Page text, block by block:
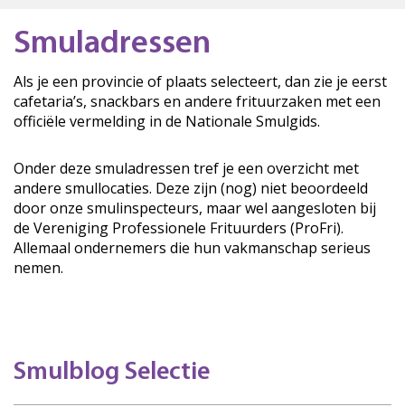
Smuladressen
Als je een provincie of plaats selecteert, dan zie je eerst
cafetaria’s, snackbars en andere frituurzaken met een
officiële vermelding in de Nationale Smulgids.
Onder deze smuladressen tref je een overzicht met
andere smullocaties. Deze zijn (nog) niet beoordeeld
door onze smulinspecteurs, maar wel aangesloten bij
de Vereniging Professionele Frituurders (ProFri).
Allemaal ondernemers die hun vakmanschap serieus
nemen.
Smulblog Selectie